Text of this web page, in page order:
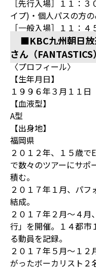
［先行入場］１１：
イプ)・個人パスの方
［一般入場］１１：４
■KBC九州朝日
さん（FANTASTICS）
〈プロフィール〉
【生年月日】
１９９６年３月１１日
【血液型】
A型
【出身地】
福岡県
２０１２年、１５歳で
で数々のツアーにサポ
積む。
２０１７年１月、パフ
結成。
２０１７年２月～４
行」を開催。１４都市
る動員を記録。
２０１７年５月～１
がったボーカリスト２